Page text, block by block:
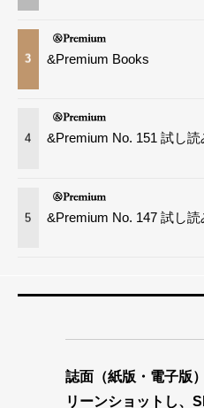
3 &Premium Books
4 &Premium No. 151 試し読
5 &Premium No. 147 試し読
誌面（紙版・電子版
リーンショットし、